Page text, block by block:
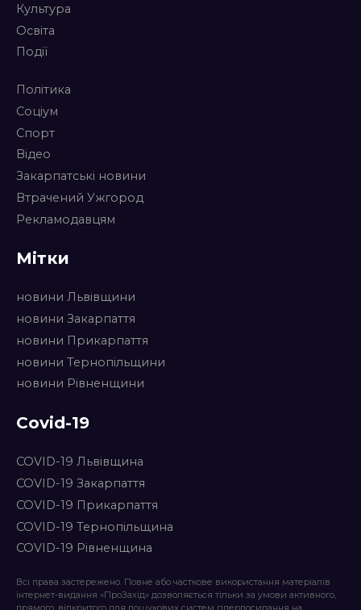
Культура
Освіта
Події
Політика
Соціум
Спорт
Відео
Закарпатські новини
Втрачений Ужгород
Рекламодавцям
Мітки
новини Львівщини
новини Закарпаття
новини Прикарпаття
новини Тернопільщини
новини Рівненщини
Covid-19
COVID-19 Львівщина
COVID-19 Закарпаття
COVID-19 Прикарпаття
COVID-19 Тернопільщина
COVID-19 Рівненщина
Всі права застережено. Повне або часткове використання матеріалів
інтернет-видання «ПроЗахід» дозволяється тільки за умови активного,